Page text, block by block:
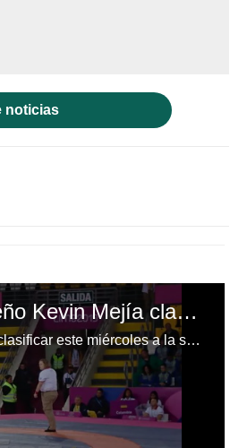
noticias
Juegos Panamericanos: Hondureño Kevin Mejía clasifica a la semifinal de lucha grecorromana
El atleta hondureño, Kevin Mejía ha conseguido clasificar este miércoles a la semifinal de los Juegos Panamericanos 2019 en la disciplina de lucha grecorromana.